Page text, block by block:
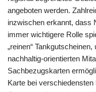
angeboten werden.
inzwischen erkannt, dass
immer wichtigere Rolle
„reinen“
nachhaltig-orientierten
Sachbezugskarten
Karte bei